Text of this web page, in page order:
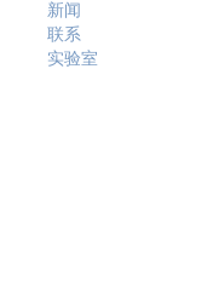
新闻
联系
实验室